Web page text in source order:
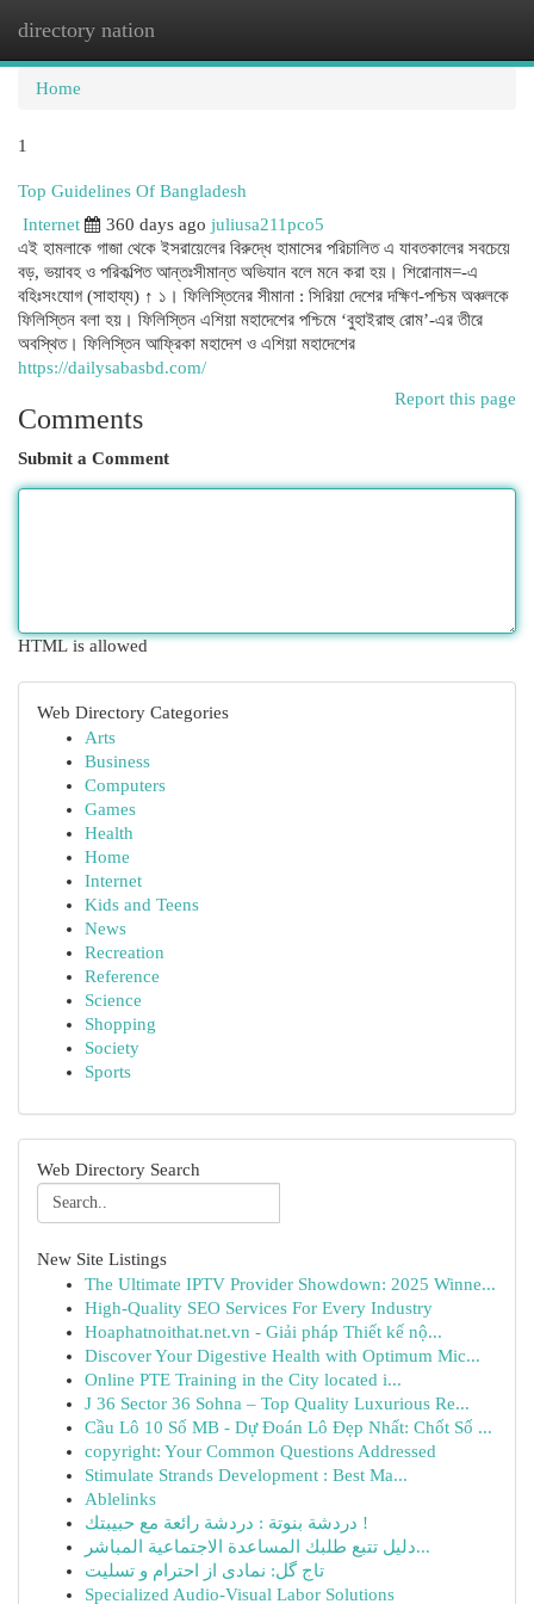
directory nation
Home
1
Top Guidelines Of Bangladesh
Internet
360 days ago juliusa211pco5
এই হামলাকে গাজা থেকে ইসরায়েলের বিরুদ্ধে হামাসের পরিচালিত এ যাবতকালের সবচেয়ে
বড়, ভয়াবহ ও পরিকল্পিত আন্তঃসীমান্ত অভিযান বলে মনে করা হয়। শিরোনাম=-এ
বহিঃসংযোগ (সাহায্য) ↑ ১। ফিলিস্তিনের সীমানা : সিরিয়া দেশের দক্ষিণ-পশ্চিম অঞ্চলকে
ফিলিস্তিন বলা হয়। ফিলিস্তিন এশিয়া মহাদেশের পশ্চিমে ‘বুহাইরাহু রােম’-এর তীরে
অবস্থিত। ফিলিস্তিন আফ্রিকা মহাদেশ ও এশিয়া মহাদেশের
https://dailysabasbd.com/
Report this page
Comments
Submit a Comment
HTML is allowed
Web Directory Categories
Arts
Business
Computers
Games
Health
Home
Internet
Kids and Teens
News
Recreation
Reference
Science
Shopping
Society
Sports
Web Directory Search
New Site Listings
The Ultimate IPTV Provider Showdown: 2025 Winne...
High-Quality SEO Services For Every Industry
Hoaphatnoithat.net.vn - Giải pháp Thiết kế nộ...
Discover Your Digestive Health with Optimum Mic...
Online PTE Training in the City located i...
J 36 Sector 36 Sohna – Top Quality Luxurious Re...
Cầu Lô 10 Số MB - Dự Đoán Lô Đẹp Nhất: Chốt Số ...
copyright: Your Common Questions Addressed
Stimulate Strands Development : Best Ma...
Ablelinks
دردشة بنوتة : دردشة رائعة مع حبيبتك !
دليل تتبع طلبك المساعدة الاجتماعية المباشر...
تاج گل: نمادی از احترام و تسلیت
Specialized Audio-Visual Labor Solutions